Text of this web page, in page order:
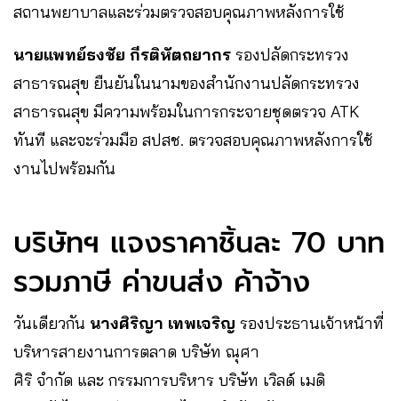
สถานพยาบาลและร่วมตรวจสอบคุณภาพหลังการใช้
นายแพทย์ธงชัย กีรติหัตถยากร รองปลัดกระทรวง
สาธารณสุข ยืนยันในนามของสำนักงานปลัดกระทรวง
สาธารณสุข มีความพร้อมในการกระจายชุดตรวจ ATK
ทันที และจะร่วมมือ สปสช. ตรวจสอบคุณภาพหลังการใช้
งานไปพร้อมกัน
บริษัทฯ แจงราคาชิ้นละ 70 บาท
รวมภาษี ค่าขนส่ง ค้าจ้าง
วันเดียวกัน นางศิริญา เทพเจริญ รองประธานเจ้าหน้าที่
บริหารสายงานการตลาด บริษัท ณุศา
ศิริ จำกัด และ กรรมการบริหาร บริษัท เวิลด์ เมดิ